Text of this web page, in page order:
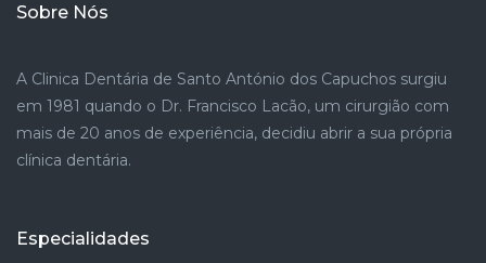
Sobre Nós
A Clinica Dentária de Santo António dos Capuchos surgiu
em 1981 quando o Dr. Francisco Lacão, um cirurgião com
mais de 20 anos de experiência, decidiu abrir a sua própria
clínica dentária.
Especialidades